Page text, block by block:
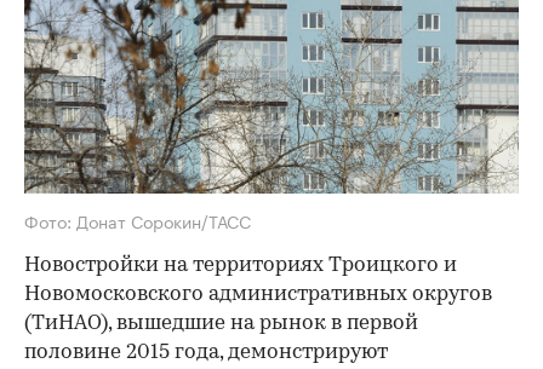
Фото: Донат Сорокин/ТАСС
Новостройки на территориях Троицкого и
Новомосковского административных округов
(ТиНАО), вышедшие на рынок в первой
половине 2015 года, демонстрируют